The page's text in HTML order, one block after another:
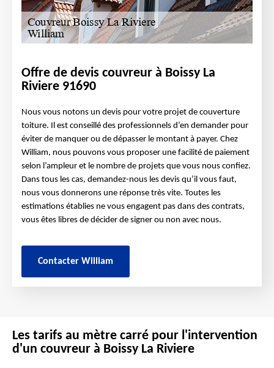
Offre de devis couvreur à Boissy La
Riviere 91690
Nous vous notons un devis pour votre projet de couverture
toiture. Il est conseillé des professionnels d’en demander pour
éviter de manquer ou de dépasser le montant à payer. Chez
William, nous pouvons vous proposer une facilité de paiement
selon l’ampleur et le nombre de projets que vous nous confiez.
Dans tous les cas, demandez-nous les devis qu’il vous faut,
nous vous donnerons une réponse très vite. Toutes les
estimations établies ne vous engagent pas dans des contrats,
vous êtes libres de décider de signer ou non avec nous.
Contacter William
Les tarifs au mètre carré pour l'intervention
d'un couvreur à Boissy La Riviere